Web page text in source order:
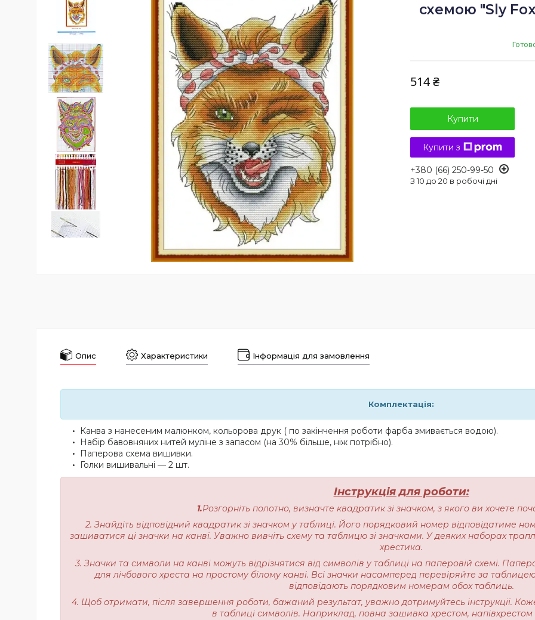
схемою "Sly
514 ₴
Купити
Купити з
+380 (66) 250-99-50
З 10 до 20 в робочі дні
Опис Характеристики Інформація для замовлення
Комплектація:
Канва з нанесеним малюнком, кольорова друк ( по закінчення роботи фарба змивається водою).
Набір бавовняних нитей муліне з запасом (на 30% більше, ніж потрібно).
Паперова схема вишивки.
Голки вишивальні — 2 шт.
Інструкція для роботи:
1.Розгорніть полотно, визначте квадратик зі значком, з якого ви хочете
2. Знайдіть відповідний квадратик зі значком у таблиці. Його порядковий номер відповідатиме
зашиватися ці значки на канві. Уважно вивчіть схему та таблицю зі значками. У деяких наборах
хрестика.
3. Значки та символи на канві можуть відрізнятися від символів у таблиці на паперовій схемі.
для лічбового хреста на простому білому канві. Всі значки насамперед перевіряйте за
відповідають порядковим номерам обох таблиць.
4. Щоб отримати, після завершення роботи, бажаний результат, уважно дотримуйтесь інструкції.
в таблиці символів. Наприклад, повна зашивка хрестом, напівхрестом